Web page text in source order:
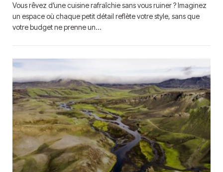
Vous rêvez d’une cuisine rafraîchie sans vous ruiner ? Imaginez
un espace où chaque petit détail reflète votre style, sans que
votre budget ne prenne un…